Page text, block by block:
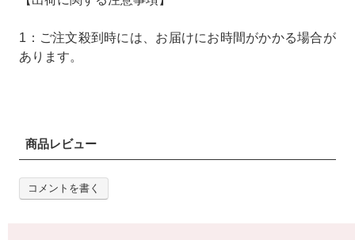
1：ご注文殺到時には、お届けにお時間がかかる場合が
あります。
商品レビュー
コメントを書く